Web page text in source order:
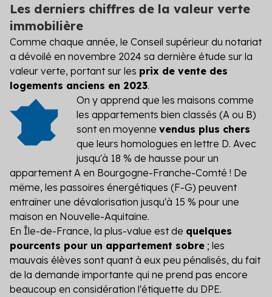
Les derniers chiffres de la valeur verte
immobilière
Comme chaque année, le Conseil supérieur du notariat
a dévoilé en novembre 2024 sa dernière étude sur la
valeur verte, portant sur les prix de vente des
logements anciens en 2023.
On y apprend que les maisons comme
les appartements bien classés (A ou B)
sont en moyenne vendus plus chers
que leurs homologues en lettre D. Avec
jusqu'à 18 % de hausse pour un
appartement A en Bourgogne-Franche-Comté ! De
même, les passoires énergétiques (F-G) peuvent
entraîner une dévalorisation jusqu'à 15 % pour une
maison en Nouvelle-Aquitaine.
En Île-de-France, la plus-value est de quelques
pourcents pour un appartement sobre ; les
mauvais élèves sont quant à eux peu pénalisés, du fait
de la demande importante qui ne prend pas encore
beaucoup en considération l'étiquette du DPE.